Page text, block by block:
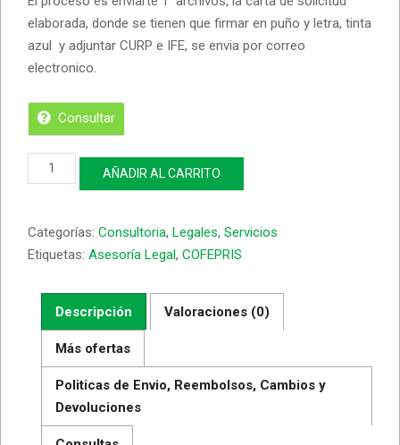
elaborada, donde se tienen que firmar en puño y letra, tinta
azul y adjuntar CURP e IFE, se envia por correo
electronico.
Consultar
Formato
Ganador
Solicitud
para
de
Marihuana
COFEPRIS
cantidad
AÑADIR AL CARRITO
Categorías: Consultoria, Legales, Servicios
Etiquetas: Asesoría Legal, COFEPRIS
Descripción Valoraciones (0)
Más ofertas
Politicas de Envio, Reembolsos, Cambios y
Devoluciones